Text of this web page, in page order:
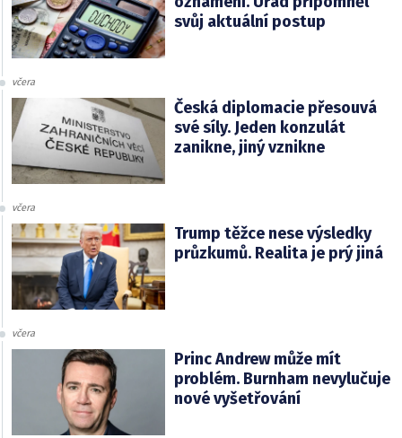
svůj aktuální postup
včera
Česká diplomacie přesouvá
své síly. Jeden konzulát
zanikne, jiný vznikne
včera
Trump těžce nese výsledky
průzkumů. Realita je prý jiná
včera
Princ Andrew může mít
problém. Burnham nevylučuje
nové vyšetřování